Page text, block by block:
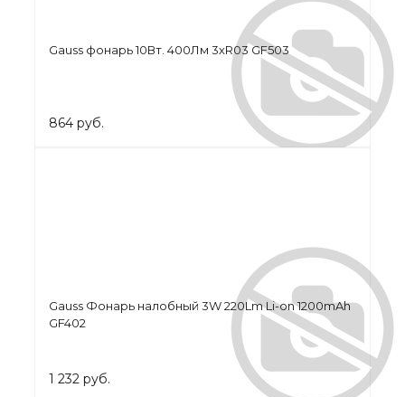
Gauss фонарь 10Вт. 400Лм 3хR03 GF503
864 руб.
Gauss Фонарь налобный 3W 220Lm Li-on 1200mAh
GF402
1 232 руб.